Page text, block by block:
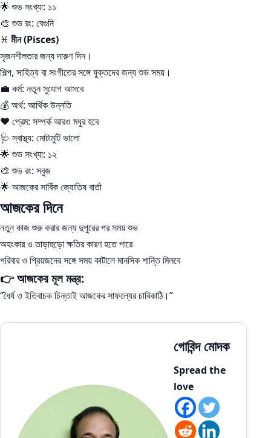
🌟 শুভ সংখ্যা: ১১
🎨 শুভ রং: বেগুনি
♓ মীন (Pisces)
সৃজনশীলতার জন্য দারুণ দিন।
শিল্প, সাহিত্য বা সংগীতের সঙ্গে যুক্তদের জন্য শুভ সময়।
💼 কর্ম: নতুন সুযোগ আসবে
💰 অর্থ: আর্থিক উন্নতি
❤️ প্রেম: সম্পর্ক আরও মধুর হবে
🩺 স্বাস্থ্য: মোটামুটি ভালো
🌟 শুভ সংখ্যা: ১২
🎨 শুভ রং: সবুজ
🌟 আজকের সার্বিক জ্যোতিষ বার্তা
আজকের দিনে
নতুন কাজ শুরু করার জন্য দুপুরের পর সময় শুভ
অহংকার ও তাড়াহুড়ো ক্ষতির কারণ হতে পারে
পরিবার ও প্রিয়জনের সঙ্গে সময় কাটালে মানসিক শান্তি মিলবে
👉 আজকের মূল মন্ত্র:
“ধৈর্য ও ইতিবাচক চিন্তাই আজকের সাফল্যের চাবিকাঠি।”
গোবিন্দ মোদক
Spread the
love